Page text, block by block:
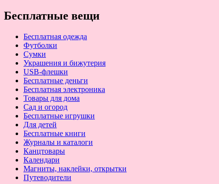
Бесплатные вещи
Бесплатная одежда
Футболки
Сумки
Украшения и бижутерия
USB-флешки
Бесплатные деньги
Бесплатная электроника
Товары для дома
Сад и огород
Бесплатные игрушки
Для детей
Бесплатные книги
Журналы и каталоги
Канцтовары
Календари
Магниты, наклейки, открытки
Путеводители